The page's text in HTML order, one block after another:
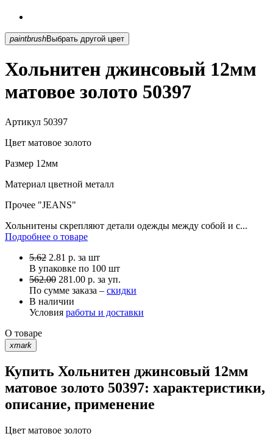
paintbrush Выбрать другой цвет
Хольнитен джинсовый 12мм
матовое золото 50397
Артикул 50397
Цвет матовое золото
Размер 12мм
Материал цветной металл
Прочее "JEANS"
Хольнитены скрепляют детали одежды между собой и с...
Подробнее о товаре
5.62 2.81 р. за шт
В упаковке по 100 шт
562.00 281.00 р. за уп.
По сумме заказа – скидки
В наличии
Условия работы и доставки
О товаре
xmark
Купить Хольнитен джинсовый 12мм
матовое золото 50397: характеристики,
описание, применение
Цвет матовое золото